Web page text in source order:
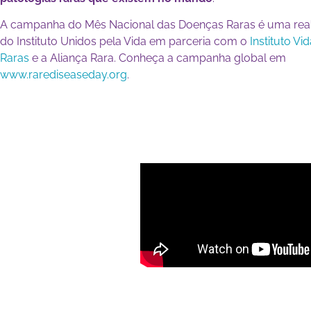
A campanha do Mês Nacional das Doenças Raras é uma
do Instituto Unidos pela Vida em parceria com o Instituto
Raras e a Aliança Rara. Conheça a campanha global em
www.rarediseaseday.org.